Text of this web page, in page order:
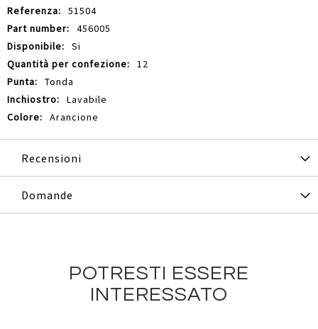
51504
456005
Si
12
Tonda
Lavabile
Arancione
Recensioni
Domande
POTRESTI ESSERE
INTERESSATO